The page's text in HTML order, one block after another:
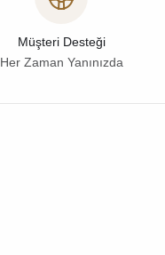
Müşteri Desteği
Her Zaman Yanınızda